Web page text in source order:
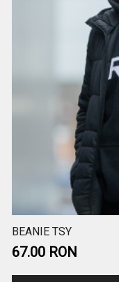
BEANIE TSY
67.00 RON